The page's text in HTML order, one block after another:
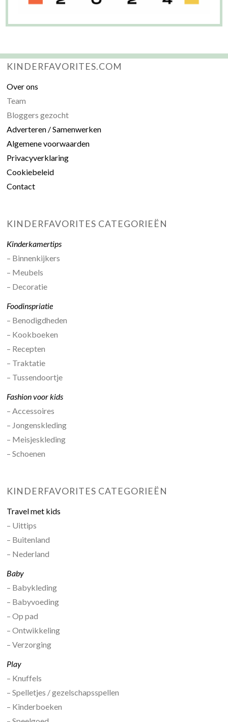
KINDERFAVORITES.COM
Over ons
Team
Bloggers gezocht
Adverteren / Samenwerken
Algemene voorwaarden
Privacyverklaring
Cookiebeleid
Contact
KINDERFAVORITES CATEGORIEËN
Kinderkamertips
– Binnenkijkers
– Meubels
– Decoratie
Foodinspriatie
– Benodigdheden
– Kookboeken
– Recepten
– Traktatie
– Tussendoortje
Fashion voor kids
– Accessoires
– Jongenskleding
– Meisjeskleding
– Schoenen
KINDERFAVORITES CATEGORIEËN
Travel met kids
– Uittips
– Buitenland
– Nederland
Baby
– Babykleding
– Babyvoeding
– Op pad
– Ontwikkeling
– Verzorging
Play
– Knuffels
– Spelletjes / gezelschapsspellen
– Kinderboeken